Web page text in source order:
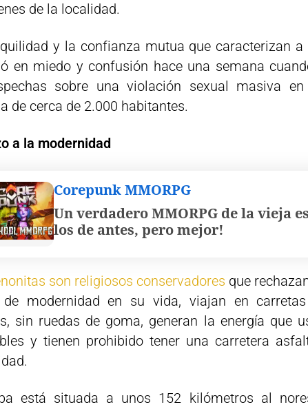
de la localidad.
y la confianza mutua que caracterizan
en miedo y confusión hace una semana
sobre una violación sexual masiva
de cerca de 2.000 habitantes.
a la modernidad
Corepunk MMORPG
Un verdadero MMORPG de la vieja
los de antes, pero mejor!
son religiosos conservadores que
de modernidad en su vida, viajan en
sin ruedas de goma, generan la energía que
y tienen prohibido tener una carretera
está situada a unos 152 kilómetros al